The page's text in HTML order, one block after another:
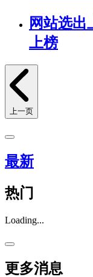
网站选出
上榜
上一页
最新
热门
Loading...
更多消息